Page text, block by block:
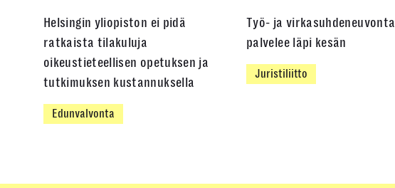
Helsingin yliopiston ei pidä
ratkaista tilakuluja
oikeustieteellisen opetuksen ja
tutkimuksen kustannuksella
Edunvalvonta
Työ- ja virkasuhdeneuvonta
palvelee läpi kesän
Juristiliitto